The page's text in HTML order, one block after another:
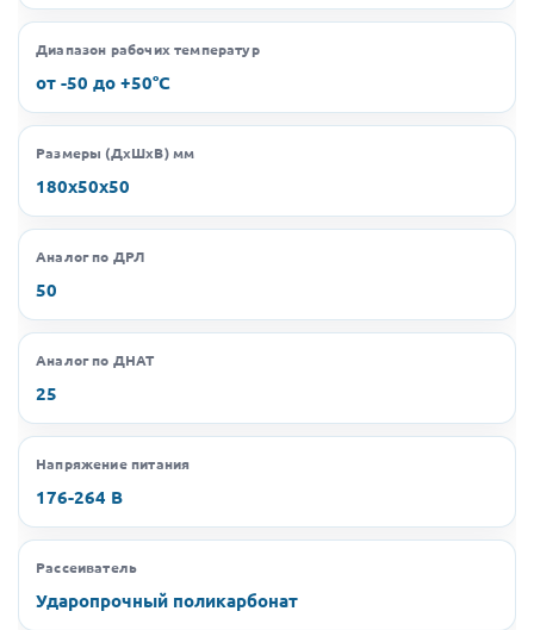
Диапазон рабочих температур
от -50 до +50°C
Размеры (ДхШхВ) мм
180х50х50
Аналог по ДРЛ
50
Аналог по ДНАТ
25
Напряжение питания
176-264 В
Рассеиватель
Ударопрочный поликарбонат